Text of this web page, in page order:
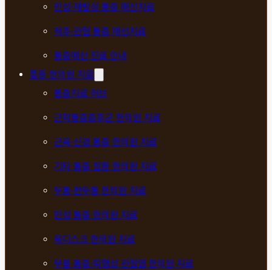
만성·재발성 통증 매선치료
척추·관절 통증 매선치료
통증매선 진료 안내
통증 한의원 치료
통증치료 허브
근막통증증후군 한의원 치료
근육·신경 통증 한의원 치료
기타 통증 질환 한의원 치료
두통·편두통 한의원 치료
만성 통증 한의원 치료
목디스크 한의원 치료
무릎 통증·퇴행성 관절염 한의원 치료